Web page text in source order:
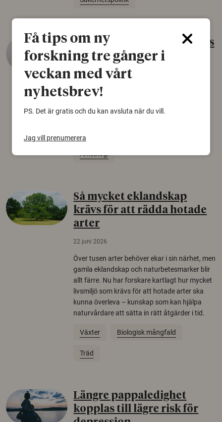
Gammalt skinn var Sveriges
äldsta sko
22 juni 2026
Det som arkeologer länge trodde var en
gammal sko. Fyndet bär spår av romerskt
Arkeologi
Så mycket eklandskap
krävs för att rädda hotade
arter
22 juni 2026
Över tusen arter behöver ekar i sin närhet, men
gamla eklandskap och naturbetesmarker blir
allt färre. Nu har forskare kartlagt hur mycket
livsmiljö som krävs för att hotade arter ska
kunna överleva – kunskap som kan hjälpa
naturvårdare att sätta in rätt åtgärder i tid.
Växter Biologisk mångfald
Träd
Längre pappaledighet
kopplas till lägre risk för
Få tips om ny
forskning tre gånger i
veckan med vårt
nyhetsbrev!
PS. Det är gratis och du kan avsluta när du vill.
Jag vill prenumerera